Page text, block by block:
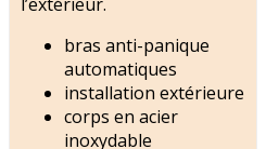
bras anti-panique
automatiques
installation extérieure
corps en acier
inoxydable